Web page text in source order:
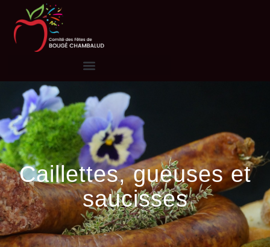
Caillettes, gueuses et
saucisses